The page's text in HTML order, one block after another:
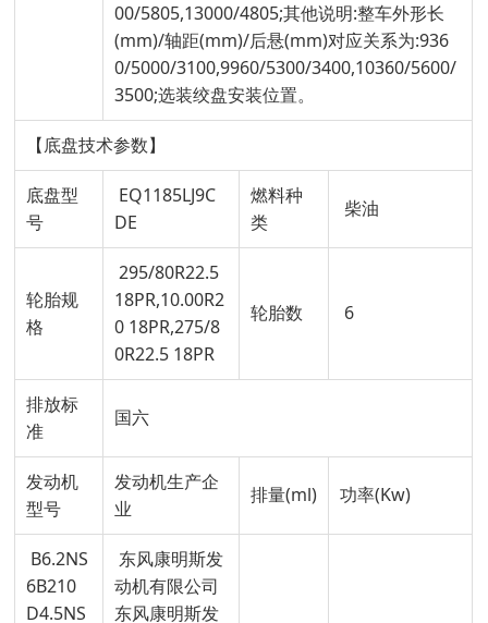
00/5805,13000/4805;其他说明:整车外形长
(mm)/轴距(mm)/后悬(mm)对应关系为:936
0/5000/3100,9960/5300/3400,10360/5600/
3500;选装绞盘安装位置。
【底盘技术参数】
底盘型
号
EQ1185LJ9C
DE
燃料种
类
柴油
轮胎规
格
295/80R22.5
18PR,10.00R2
0 18PR,275/8
0R22.5 18PR
轮胎数 6
排放标
准
国六
发动机
型号
发动机生产企
业
排量(ml) 功率(Kw)
B6.2NS
6B210
D4.5NS
东风康明斯发
动机有限公司
东风康明斯发